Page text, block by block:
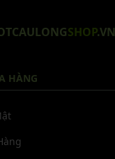
SHOP.VN
HÀNG